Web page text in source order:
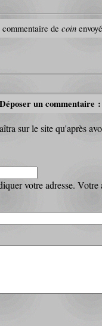
commentaire de coin
Déposer un commentaire :
sur le site qu'après
votre adresse. Votre